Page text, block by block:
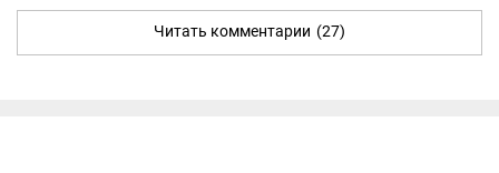
Читать комментарии (27)